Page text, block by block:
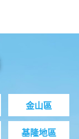
金山區
基隆地區